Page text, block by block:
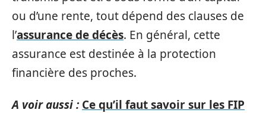
ou d’une rente, tout dépend des clauses de
l’assurance de décès. En général, cette
assurance est destinée à la protection
financière des proches.
A voir aussi : Ce qu’il faut savoir sur les FIP